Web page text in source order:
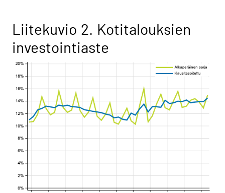
Liitekuvio 2. Kotitalouksien
investointiaste